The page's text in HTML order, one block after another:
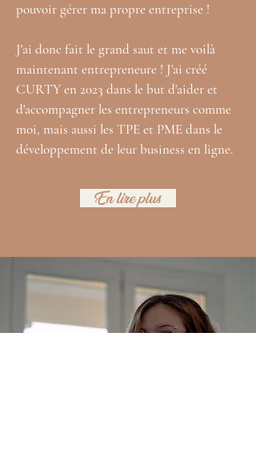
pouvoir gérer ma propre entreprise !
J'ai donc fait le grand saut et me voilà
maintenant entrepreneure ! J'ai créé
CURTY en 2023 dans le but d'aider et
d'accompagner les entrepreneurs comme
moi, mais aussi les TPE et PME dans le
développement de leur business en ligne.
En lire plus